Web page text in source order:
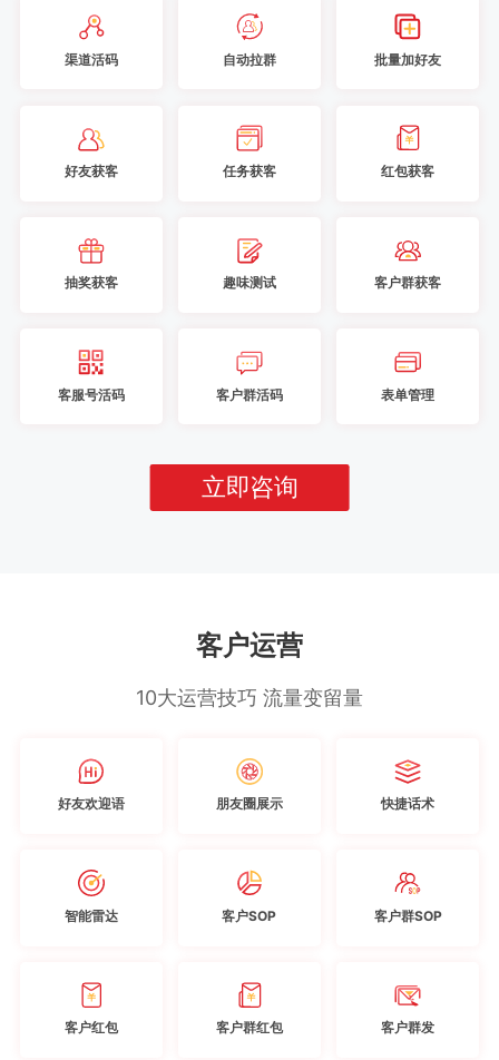
渠道活码 自动拉群 批量加好友
好友获客 任务获客 红包获客
抽奖获客 趣味测试 客户群获客
客服号活码 客户群活码 表单管理
立即咨询
客户运营
10大运营技巧 流量变留量
好友欢迎语 朋友圈展示 快捷话术
智能雷达 客户SOP 客户群SOP
客户红包 客户群红包 客户群发